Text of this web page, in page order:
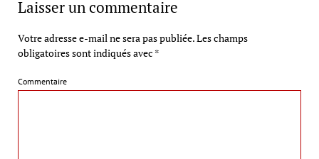
Laisser un commentaire
Votre adresse e-mail ne sera pas publiée.Les champs
obligatoires sont indiqués avec *
Commentaire